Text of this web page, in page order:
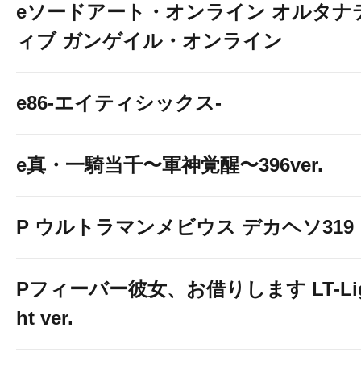
eソードアート・オンライン オルタナ
ィブ ガンゲイル・オンライン
e86-エイティシックス-
e真・一騎当千〜軍神覚醒〜396ver.
P ウルトラマンメビウス デカヘソ319
Pフィーバー彼女、お借りします LT-
ht ver.